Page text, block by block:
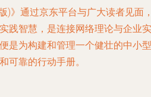
)》通过京东平台与广大读者见面
践智慧，是连接网络理论与企业实
是为构建和管理一个健壮的中小型
可靠的行动手册。